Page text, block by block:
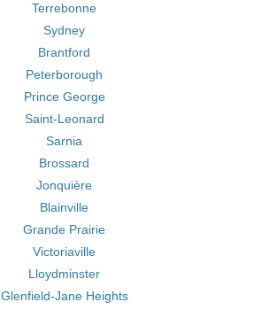
Terrebonne
Sydney
Brantford
Peterborough
Prince George
Saint-Leonard
Sarnia
Brossard
Jonquière
Blainville
Grande Prairie
Victoriaville
Lloydminster
Glenfield-Jane Heights